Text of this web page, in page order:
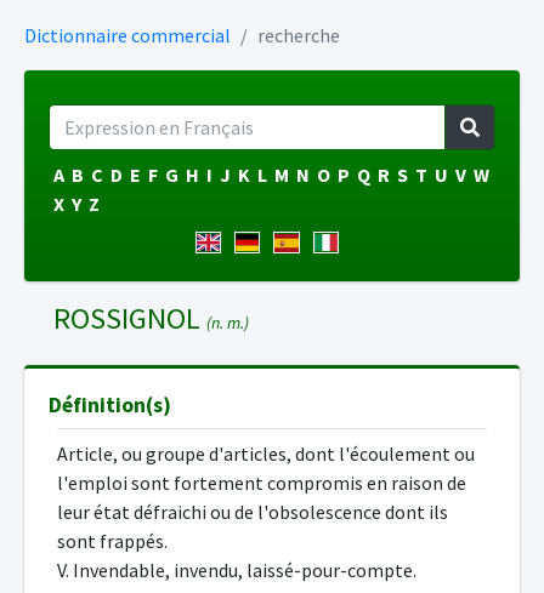
Dictionnaire commercial recherche
A B C D E F G H I J K L M N O P Q R S T U V W
X Y Z
ROSSIGNOL (n. m.)
Définition(s)
Article, ou groupe d'articles, dont l'écoulement ou
l'emploi sont fortement compromis en raison de
leur état défraichi ou de l'obsolescence dont ils
sont frappés.
V. Invendable, invendu, laissé-pour-compte.